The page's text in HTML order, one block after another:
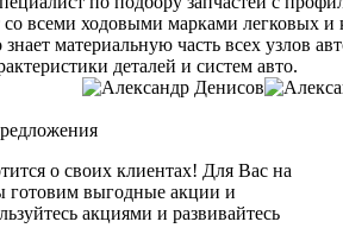
со всеми ходовыми марками легковых и
материальную часть всех узлов
деталей и систем авто.
о своих клиентах! Для Вас на
готовим выгодные акции и
акциями и развивайтесь